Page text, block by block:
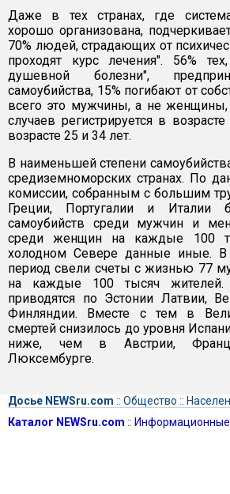
Даже в тех странах, где
хорошо организована,
70% людей, страдающих от
проходят курс лечения". 56%
душевной болезни",
самоубийства, 15% погибают от
всего это мужчины, а не
случаев регистрируется в
возрасте 25 и 34 лет.
В наименьшей степени
средиземноморских странах. По
комиссии, собранным с большим
Греции, Португалии и
самоубийств среди мужчин и
среди женщин на каждые 100
холодном Севере данные иные.
период свели счеты с жизнью 77
на каждые 100 тысяч
приводятся по Эстонии Латвии,
Финляндии. Вместе с тем в
смертей снизилось до уровня
ниже, чем в Австрии,
Люксембурге.
Досье NEWSru.com :: Общество ::
Каталог NEWSru.com :: Информационные